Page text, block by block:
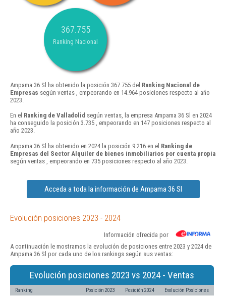
367.755
Ranking Nacional
Ampama 36 Sl ha obtenido la posición 367.755 del Ranking Nacional de
Empresas según ventas , empeorando en 14.964 posiciones respecto al año
2023.
En el Ranking de Valladolid según ventas, la empresa Ampama 36 Sl en 2024
ha conseguido la posición 3.735 , empeorando en 147 posiciones respecto al
año 2023.
Ampama 36 Sl ha obtenido en 2024 la posición 9.216 en el Ranking de
Empresas del Sector Alquiler de bienes inmobiliarios por cuenta propia
según ventas , empeorando en 735 posiciones respecto al año 2023.
Acceda a toda la información de Ampama 36 Sl
Evolución posiciones 2023 - 2024
Información ofrecida por
A continuación le mostramos la evolución de posiciones entre 2023 y 2024 de
Ampama 36 Sl por cada uno de los rankings según sus ventas:
Evolución posiciones 2023 vs 2024 - Ventas
Ranking Posición 2023 Posición 2024 Evolución Posiciones